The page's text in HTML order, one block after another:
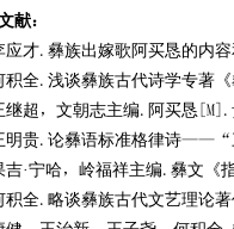
献：
.彝族出嫁歌阿买恳的内容
.浅谈彝族古代诗学专著《
，文朝志主编.阿买恳[M].贵
.论彝语标准格律诗——“三
哈，岭福祥主编.彝文《指
.略谈彝族古代文艺理论著